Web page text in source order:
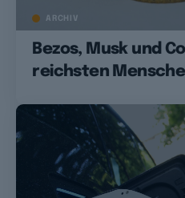
ARCHIV
Bezos, Musk und
reichsten